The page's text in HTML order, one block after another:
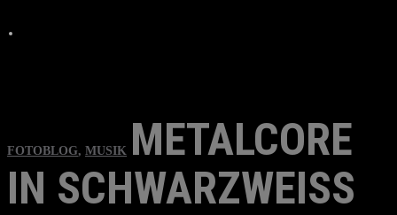
FOTOBLOG, MUSIK METALCORE
IN SCHWARZWEISS